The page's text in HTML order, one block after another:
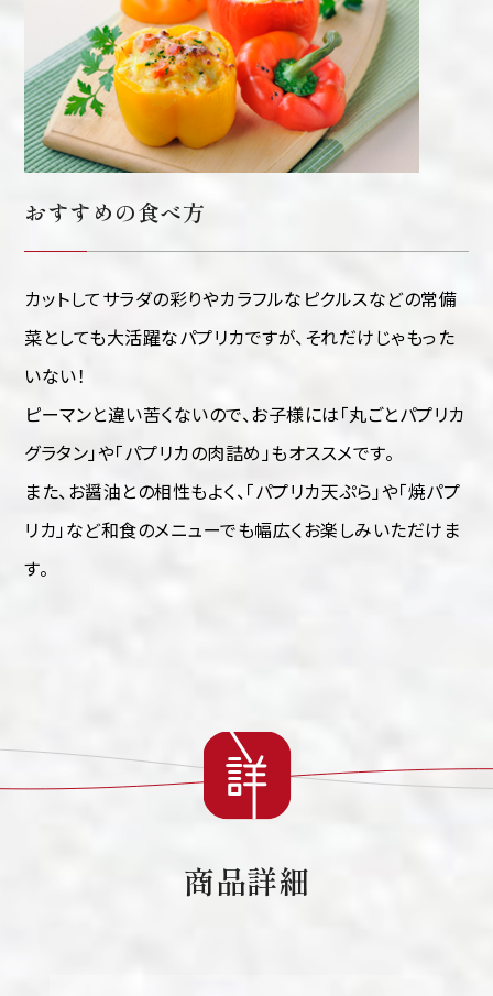
おすすめの食べ方
カットしてサラダの彩りやカラフルなピクルスなどの常備
菜としても大活躍なパプリカですが、それだけじゃもった
いない！
ピーマンと違い苦くないので、お子様には「丸ごとパプリカ
グラタン」や「パプリカの肉詰め」もオススメです。
また、お醤油との相性もよく、「パプリカ天ぷら」や「焼パプ
リカ」など和食のメニューでも幅広くお楽しみいただけま
す。
商品詳細